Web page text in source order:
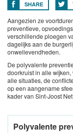
SHARE
Aangezien ze
preventieve,
verschillende ploegen
dagelijks aan de
onwellevendheden.
De polyvalente
doorkruist in alle
alle situaties, de
op een aangename
kader van Sint-Joost
Polyvalente